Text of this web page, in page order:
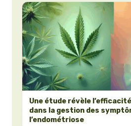
Une étude révèle
dans la gestion des
l’endométriose